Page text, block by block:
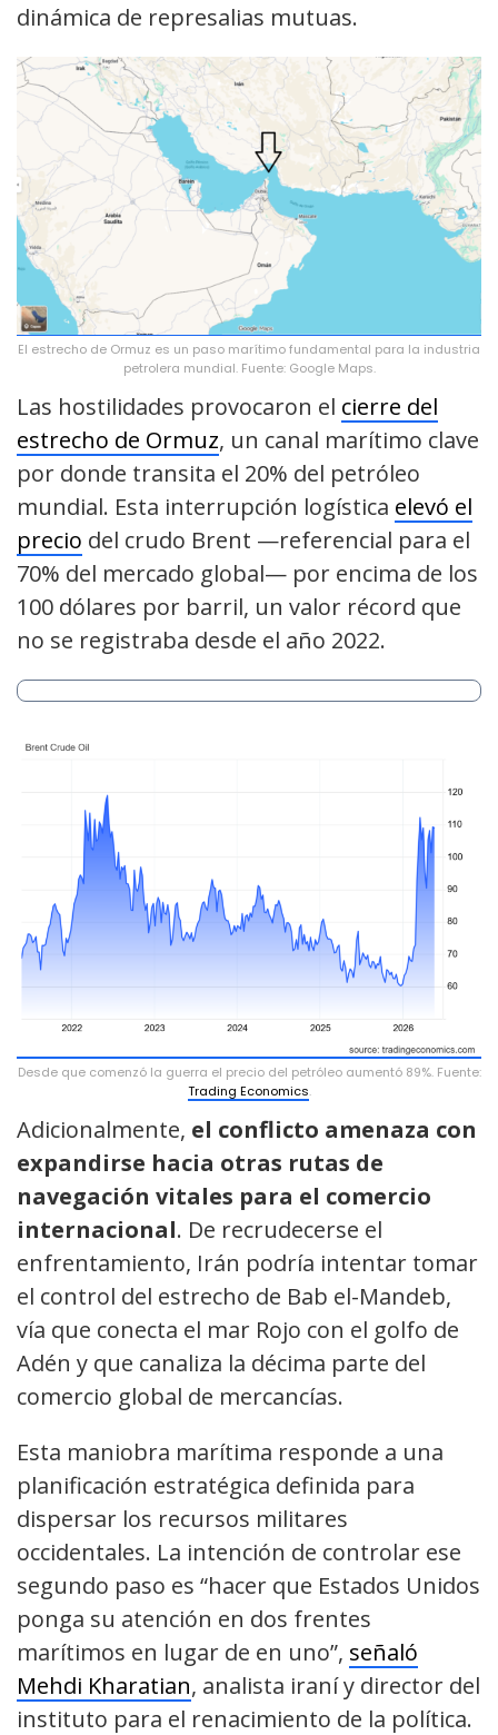
dinámica de represalias mutuas.
El estrecho de Ormuz es un paso marítimo fundamental para la industria
petrolera mundial. Fuente: Google Maps.
Las hostilidades provocaron el cierre del
estrecho de Ormuz, un canal marítimo clave
por donde transita el 20% del petróleo
mundial. Esta interrupción logística elevó el
precio del crudo Brent —referencial para el
70% del mercado global— por encima de los
100 dólares por barril, un valor récord que
no se registraba desde el año 2022.
Desde que comenzó la guerra el precio del petróleo aumentó 89%. Fuente:
Trading Economics.
Adicionalmente, el conflicto amenaza con
expandirse hacia otras rutas de
navegación vitales para el comercio
internacional. De recrudecerse el
enfrentamiento, Irán podría intentar tomar
el control del estrecho de Bab el-Mandeb,
vía que conecta el mar Rojo con el golfo de
Adén y que canaliza la décima parte del
comercio global de mercancías.
Esta maniobra marítima responde a una
planificación estratégica definida para
dispersar los recursos militares
occidentales. La intención de controlar ese
segundo paso es “hacer que Estados Unidos
ponga su atención en dos frentes
marítimos en lugar de en uno”, señaló
Mehdi Kharatian, analista iraní y director del
instituto para el renacimiento de la política.